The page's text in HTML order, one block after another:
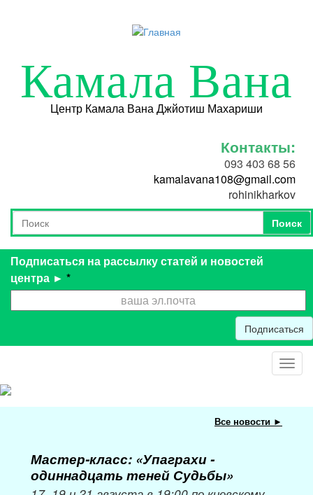
Камала Вана
Центр Камала Вана Джйотиш Махариши
Контакты:
093 403 68 56
kamalavana108@gmail.com
rohinikharkov
Форма поиска
Поиск
Поиск
Подписаться на рассылку статей и новостей
центра ► *
Подписаться
Все новости ►
Мастер-класс: «Упаграхи -
одиннадцать теней Судьбы»